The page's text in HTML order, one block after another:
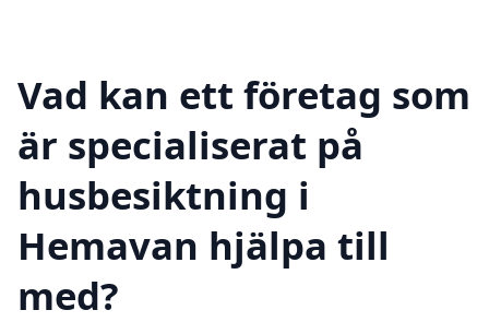
Vad kan ett företag som
är specialiserat på
husbesiktning i
Hemavan hjälpa till
med?